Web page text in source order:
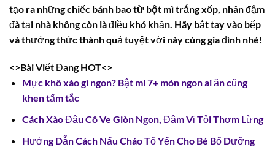
tạo ra những chiếc bánh bao từ bột mìtrắng xốp, nhân đậm
đà tại nhà không còn là điều khó khăn. Hãy bắt tay vào bếp
và thưởng thức thành quả tuyệt vời này cùng gia đình nhé!
<>Bài Viết Đang HOT<>
Mực khô xào gì ngon? Bật mí 7+ món ngon ai ăn cũng
khen tấm tắc
Cách Xào Đậu Cô Ve Giòn Ngon, Đậm Vị Tỏi Thơm Lừng
Hướng Dẫn Cách Nấu Cháo Tổ Yến Cho Bé Bổ Dưỡng